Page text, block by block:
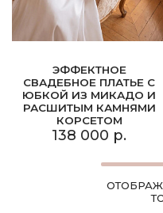
ЭФФЕКТНОЕ
СВАДЕБНОЕ ПЛАТЬЕ С
ЮБКОЙ ИЗ МИКАДО И
РАСШИТЫМ КАМНЯМИ
КОРСЕТОМ
138 000 р.